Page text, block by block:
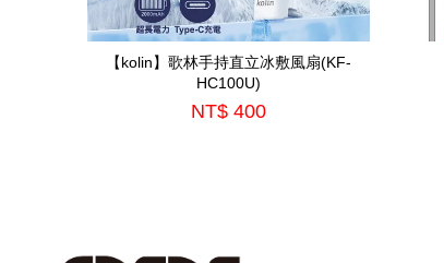
【kolin】歌林手持直立冰敷風扇(KF-
HC100U)
NT$ 400